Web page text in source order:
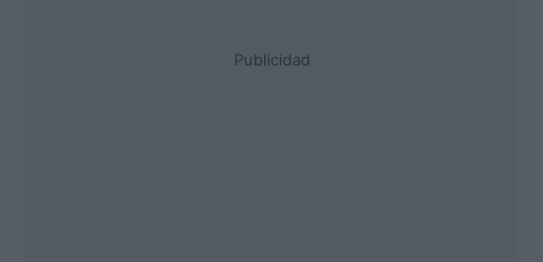
Publicidad